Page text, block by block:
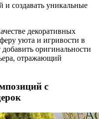
и создавать уникальные
декоративных
уюта и игривости в
оригинальности
отражающий
с